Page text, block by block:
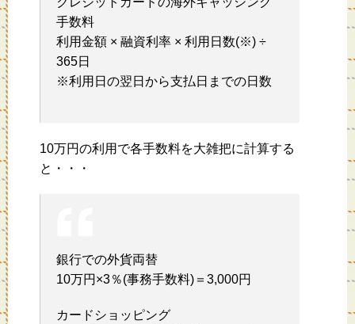
手数料
利用金額 × 融資利率 × 利用日数(※) ÷
365日
※利用日の翌日から支払日までの日数
10万円の利用で各手数料を大雑把に計算する
と・・・
銀行での外貨両替
10万円×3％(事務手数料)＝3,000円
カードショッピング